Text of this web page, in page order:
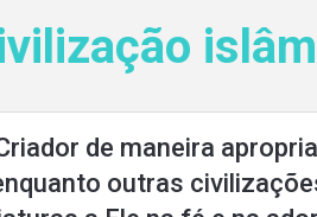
de maneira
outras